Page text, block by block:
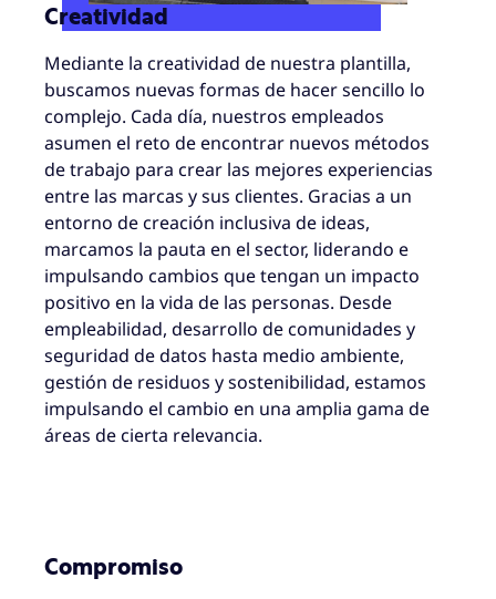
Creatividad
Mediante la creatividad de nuestra plantilla,
buscamos nuevas formas de hacer sencillo lo
complejo. Cada día, nuestros empleados
asumen el reto de encontrar nuevos métodos
de trabajo para crear las mejores experiencias
entre las marcas y sus clientes. Gracias a un
entorno de creación inclusiva de ideas,
marcamos la pauta en el sector, liderando e
impulsando cambios que tengan un impacto
positivo en la vida de las personas. Desde
empleabilidad, desarrollo de comunidades y
seguridad de datos hasta medio ambiente,
gestión de residuos y sostenibilidad, estamos
impulsando el cambio en una amplia gama de
áreas de cierta relevancia.
Compromiso